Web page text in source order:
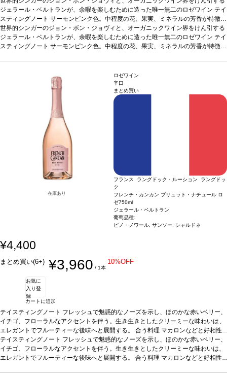
ジェラール・ベルトランが、余暇を楽しむために造った唯一無二のロゼワイン テイ
スティングノート サーモンピンク色。中程度の花、果実、ミネラルの芳香が特徴
的。すっきりとしたテクスチャーを持ち、美しいミネラルとフレッシュで力強い味
わいが広がる。合う料理軽食、前菜、サラダ、シーフードなどと好相性葡萄品種
グルナッシュ、サンソー、ムールヴェードル*本ヴィンテージが在庫切れの場合、
世界的シンガーのジョン・ボン・ジョヴィと、オーガニックワイン界をけん引する
ジェラール・ベルトランが、余暇を楽しむために造った唯一無二のロゼワイン テイ
スティングノート サーモンピンク色。中程度の花、果実、ミネラルの芳香が特徴
グルナッシュ、サンソー、ムールヴェードル*本ヴィンテージが在庫切れの場合、
在庫があり価格が同様の場合は自動的に次のヴィンテージに変更されます、ご了承
在庫あり
ロゼワイン
辛口
まとめ買い
フランス ラングドック・ルーション ラングドッ
ク
フレンチ・カンカン ブリュット・ナチュール ロ
ゼ750ml
ジェラール・ベルトラン
葡萄品種:
ピノ・ノワール, サンソー, シャルドネ
¥4,400
まとめ買い(6+) ¥3,960 / 1本
10%OFF
お気に
入り登
録
カートに追加
テイスティングノート フレッシュで魅惑的なノーズを示し、ほのかな赤いベリー、
イチゴ、フローラルなアクセントを伴う。生き生きとしたクリーミーな味わいは、
エレガントでフルーティーな後味へと展開する。 合う料理 マカロンなどと好相性
葡萄品種ピノ・ノワール、サンソー、シャルドネ認証ABオーガニック
テイスティングノート フレッシュで魅惑的なノーズを示し、ほのかな赤いベリー、
イチゴ、フローラルなアクセントを伴う。生き生きとしたクリーミーな味わいは、
エレガントでフルーティーな後味へと展開する。 合う料理 マカロンなどと好相性